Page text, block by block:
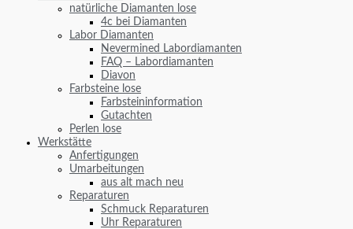
natürliche Diamanten lose
4c bei Diamanten
Labor Diamanten
Nevermined Labordiamanten
FAQ – Labordiamanten
Diavon
Farbsteine lose
Farbsteininformation
Gutachten
Perlen lose
Werkstätte
Anfertigungen
Umarbeitungen
aus alt mach neu
Reparaturen
Schmuck Reparaturen
Uhr Reparaturen